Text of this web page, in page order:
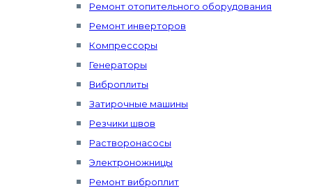
Ремонт отопительного оборудования
Ремонт инверторов
Компрессоры
Генераторы
Виброплиты
Затирочные машины
Резчики швов
Растворонасосы
Электроножницы
Ремонт виброплит